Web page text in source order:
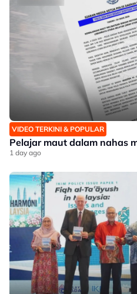
VIDEO TERKINI & POPULAR
Pelajar maut dalam nahas
1 day ago